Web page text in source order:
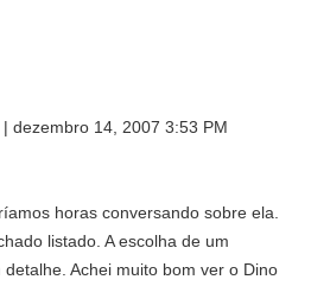
dezembro 14, 2007 3:53 PM
horas conversando sobre ela.
listado. A escolha de um
Achei muito bom ver o Dino